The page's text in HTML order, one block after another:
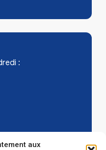
aux
:
chaque mois :